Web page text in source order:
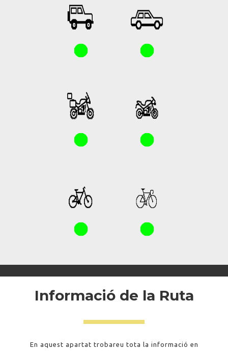
Informació de la Ruta
En aquest apartat trobareu tota la informació en